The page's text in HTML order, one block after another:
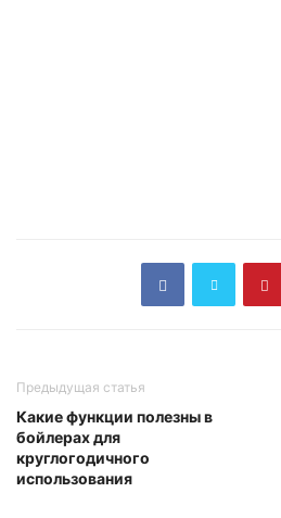
Предыдущая статья
Какие функции полезны в
бойлерах для
круглогодичного
использования